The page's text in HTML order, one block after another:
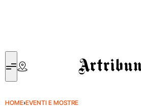
Artribune
HOME›EVENTI E MOSTRE